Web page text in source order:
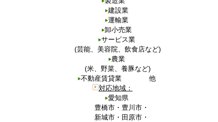
建設業
運輸業
卸小売業
サービス業
(芸能、美容院、飲食店など)
農業
(米、野菜、養豚など)
不動産賃貸業 他
対応地域：
愛知県
豊橋市・豊川市・
新城市・田原市・